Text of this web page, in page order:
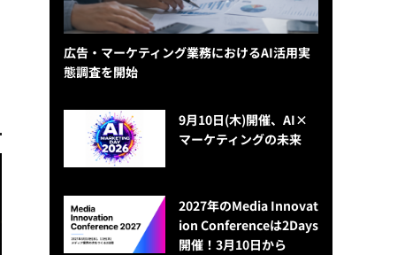
広告・マーケティング業務におけるAI活用実
態調査を開始
9月10日(木)開催、AI×
マーケティングの未来
2027年のMedia Innovat
ion Conferenceは2Days
開催！3月10日から